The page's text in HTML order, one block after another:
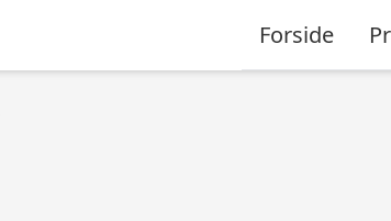
Forside